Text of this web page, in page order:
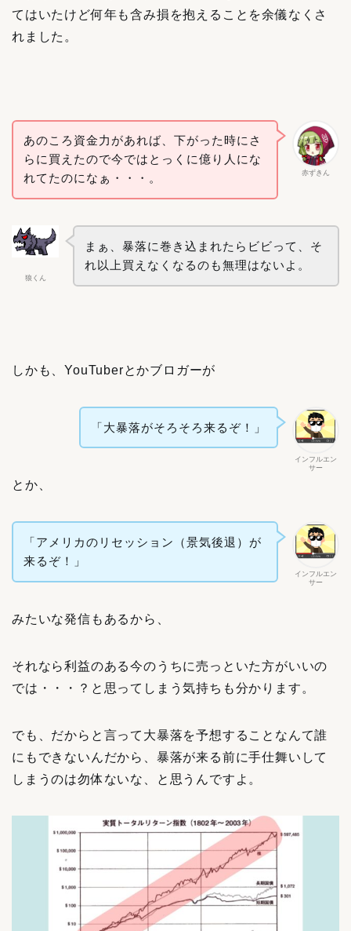
てはいたけど何年も含み損を抱えることを余儀なくさ
れました。
赤ずきん
あのころ資金力があれば、下がった時にさ
らに買えたので今ではとっくに億り人にな
れてたのになぁ・・・。
狼くん
まぁ、暴落に巻き込まれたらビビって、そ
れ以上買えなくなるのも無理はないよ。
しかも、YouTuberとかブロガーが
インフルエン
サー
「大暴落がそろそろ来るぞ！」
とか、
インフルエン
サー
「アメリカのリセッション（景気後退）が
来るぞ！」
みたいな発信もあるから、
それなら利益のある今のうちに売っといた方がいいの
では・・・？と思ってしまう気持ちも分かります。
でも、だからと言って大暴落を予想することなんて誰
にもできないんだから、暴落が来る前に手仕舞いして
しまうのは勿体ないな、と思うんですよ。